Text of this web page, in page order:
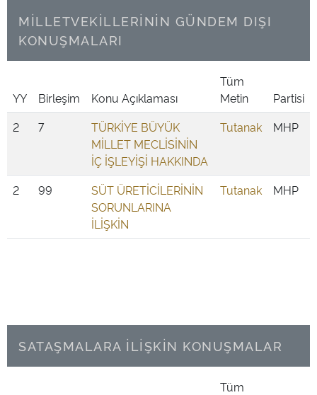
MİLLETVEKİLLERİNİN GÜNDEM DIŞI
KONUŞMALARI
YY Birleşim Konu Açıklaması
Tüm
Metin
Partisi
2
7
TÜRKİYE BÜYÜK
MİLLET MECLİSİNİN
İÇ İŞLEYİŞİ HAKKINDA
Tutanak MHP
2 99
SÜT ÜRETİCİLERİNİN
SORUNLARINA
İLİŞKİN
Tutanak MHP
SATAŞMALARA İLİŞKİN KONUŞMALAR
Tüm